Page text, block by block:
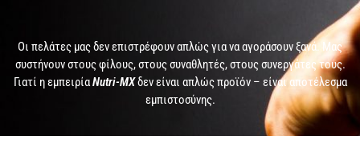
Οι πελάτες μας δεν επιστρέφουν απλώς για να αγοράσουν ξανά. Μας
συστήνουν στους φίλους, στους συναθλητές, στους συνεργάτες τους.
Γιατί η εμπειρίαNutri-MXδεν είναι απλώς προϊόν – είναι αποτέλεσμα
εμπιστοσύνης.